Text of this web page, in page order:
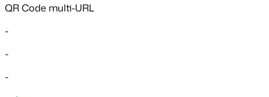
QR Code multi-URL
-
-
-